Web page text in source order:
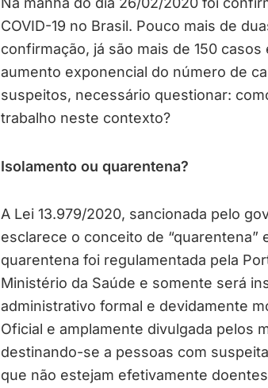
COVID-19 no Brasil. Pouco mais de
confirmação, já são mais de 150
aumento exponencial do número de
suspeitos, necessário questionar:
trabalho neste contexto?
Isolamento ou quarentena?
A Lei 13.979/2020, sancionada pelo
esclarece o conceito de “quarentena”
quarentena foi regulamentada pela
Ministério da Saúde e somente será
administrativo formal e devidamente
Oficial e amplamente divulgada pelos
destinando-se a pessoas com
que não estejam efetivamente